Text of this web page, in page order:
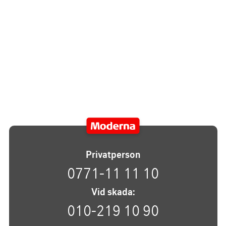
Privatperson
0771-11 11 10
Vid skada:
010-219 10 90